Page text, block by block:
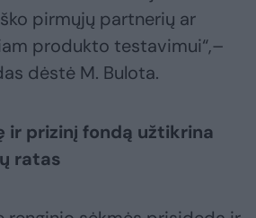
pirmųjų partnerių ar
produkto testavimui“,–
dėstė M. Bulota.
ir prizinį fondą užtikrina
ratas